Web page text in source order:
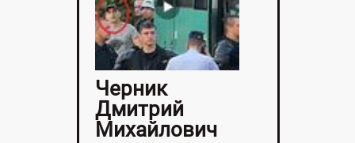
Черник
Дмитрий
Михайлович